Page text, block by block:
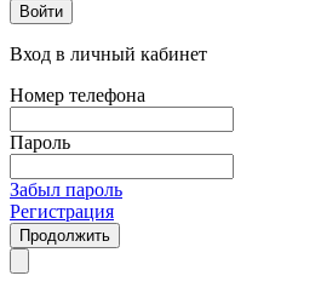
Войти
Вход в личный кабинет
Номер телефона
Пароль
Забыл пароль
Регистрация
Продолжить